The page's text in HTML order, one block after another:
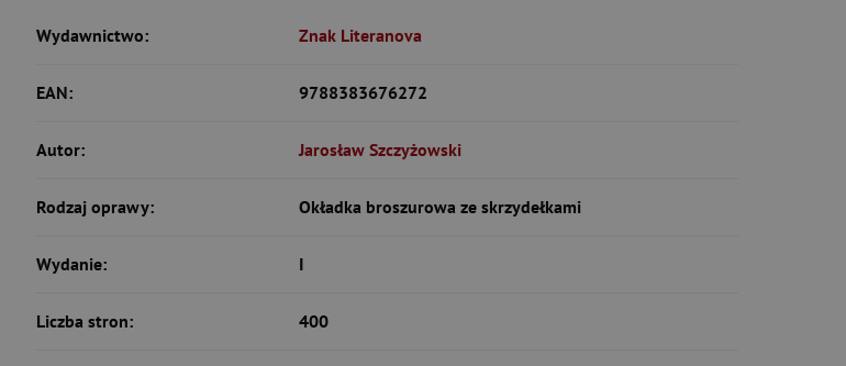
Wydawnictwo: Znak Literanova
EAN: 9788383676272
Autor: Jarosław Szczyżowski
Rodzaj oprawy: Okładka broszurowa ze skrzydełkami
Wydanie: I
Liczba stron: 400